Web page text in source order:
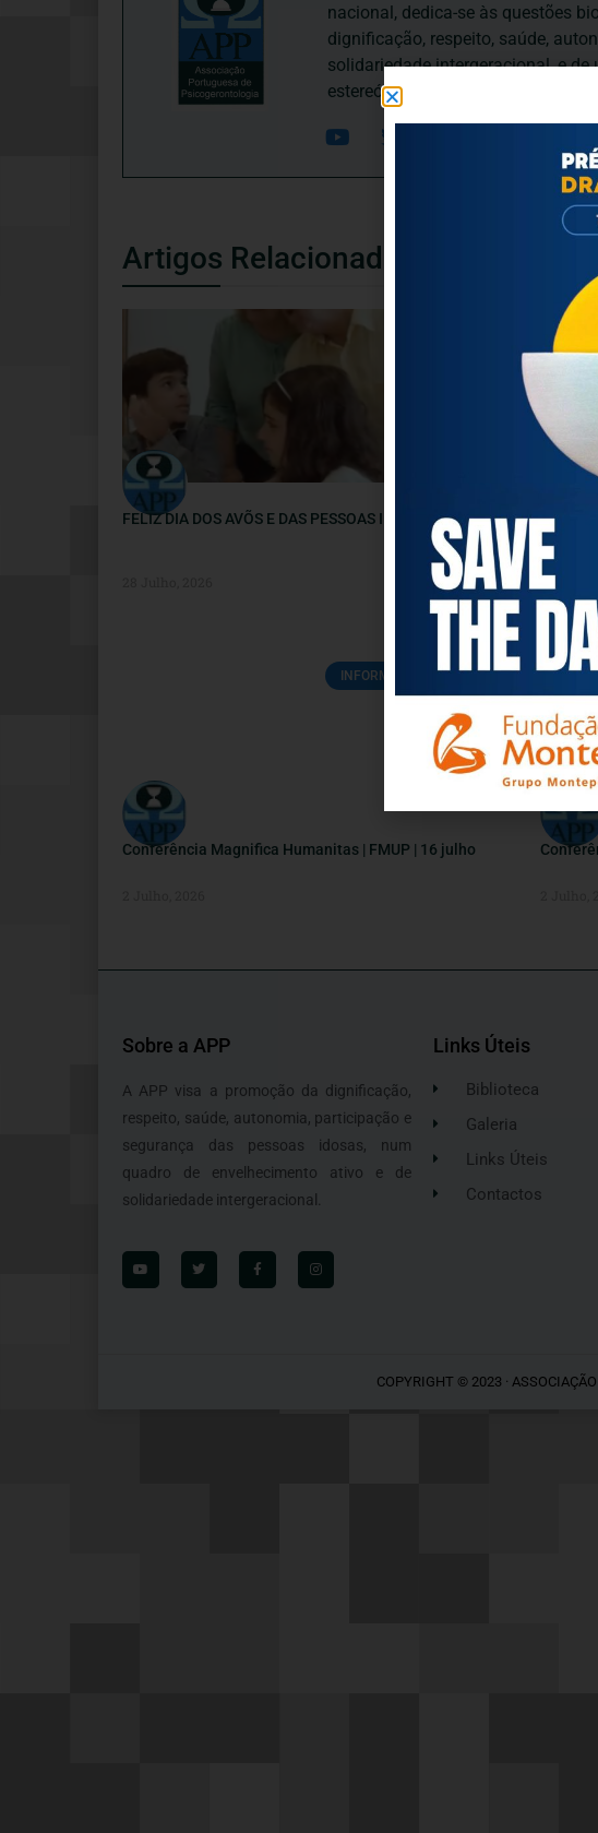
nacional, dedica-se às questões
dignificação, respeito, saúde,
solidariedade intergeracional, e
estereótipos negativos
Artigos Relacionados
FELIZ DIA DOS AVÕS E DAS PESSOAS IDOSAS GUIA
21 Julho,
INFORMAÇÕES ÚTEIS
Conferência Magnifica Humanitas | FMUP | 16 julho
Sobre a APP
A APP visa a promoção da dignificação,
respeito, saúde, autonomia, participação e
segurança das pessoas idosas, num
quadro de envelhecimento ativo e de
solidariedade intergeracional.
Links Úteis
Biblioteca
Galeria
Links Úteis
Contactos
COPYRIGHT © 2023 ·